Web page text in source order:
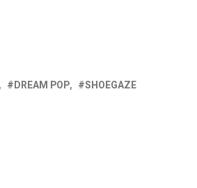
DREAM POP SHOEGAZE